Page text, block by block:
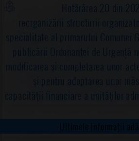
Hotărârea 20 din
reorganizării structurii
specialitate al primarului Comunei
publicării Ordonanţei de Urgență
modificarea şi completarea unor
şi pentru adoptarea unor
capacităţii financiare a unităţilor
Ultimele informații